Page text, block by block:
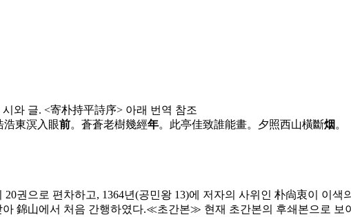
와 글. <寄朴持平詩序> 아래 번역 참조
浩東溟入眼前。蒼蒼老樹幾經年。此亭佳致誰能畫。夕照西山橫斷烟 。
권으로 편차하고, 1364년(공민왕 13)에 저자의 사위인 朴尙衷이 이색의
아 錦山에서 처음 간행하였다.≪초간본≫ 현재 초간본의 후쇄본으로 보이